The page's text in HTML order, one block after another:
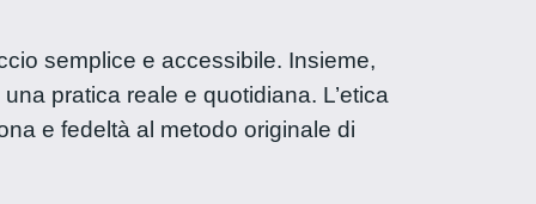
semplice e accessibile. Insieme,
pratica reale e quotidiana. L’etica
e fedeltà al metodo originale di